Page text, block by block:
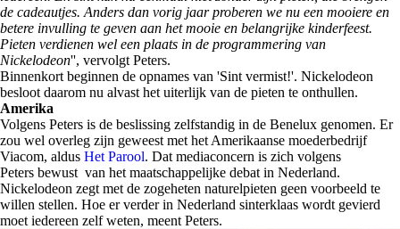
de cadeautjes. Anders dan vorig jaar proberen we nu een mooiere en
betere invulling te geven aan het mooie en belangrijke kinderfeest.
Pieten verdienen wel een plaats in de programmering van
Nickelodeon'', vervolgt Peters.
Binnenkort beginnen de opnames van 'Sint vermist!'. Nickelodeon
besloot daarom nu alvast het uiterlijk van de pieten te onthullen.
Amerika
Volgens Peters is de beslissing zelfstandig in de Benelux genomen. Er
zou wel overleg zijn geweest met het Amerikaanse moederbedrijf
Viacom, aldus Het Parool. Dat mediaconcern is zich volgens
Peters bewust van het maatschappelijke debat in Nederland.
Nickelodeon zegt met de zogeheten naturelpieten geen voorbeeld te
willen stellen. Hoe er verder in Nederland sinterklaas wordt gevierd
moet iedereen zelf weten, meent Peters.